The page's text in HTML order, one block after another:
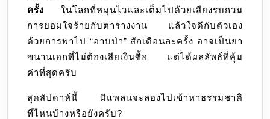
ครั้ง ในโลกที่หมุนไวและเต็มไปด้วยเสียงรบกวน
การยอมใจร้ายกับตารางงาน แล้วใจดีกับตัวเอง
ด้วยการพาไป “อาบป่า” สักเดือนละครั้ง อาจเป็นยา
ขนานเอกที่ไม่ต้องเสียเงินซื้อ แต่ได้ผลลัพธ์ที่คุ้ม
ค่าที่สุดครับ
สุดสัปดาห์นี้ มีแพลนจะลองไปเข้าหาธรรมชาติ
ที่ไหนบ้างหรือยังครับ?